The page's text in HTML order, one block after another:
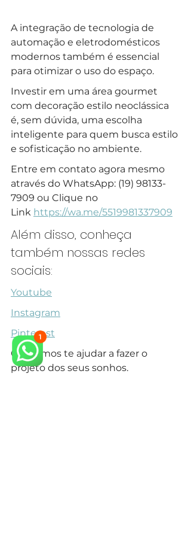
A integração de tecnologia de
automação e eletrodomésticos
modernos também é essencial
para otimizar o uso do espaço.
Investir em uma área gourmet
com decoração estilo neoclássica
é, sem dúvida, uma escolha
inteligente para quem busca estilo
e sofisticação no ambiente.
Entre em contato agora mesmo
através do WhatsApp: (19) 98133-
7909 ou Clique no
Link https://wa.me/5519981337909
Além disso, conheça
também nossas redes
sociais:
Youtube
Instagram
Pinterest
Queremos te ajudar a fazer o
projeto dos seus sonhos.